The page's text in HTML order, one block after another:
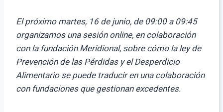
El próximo martes, 16 de junio, de 09:00 a 09:45
organizamos una sesión online, en colaboración
con la fundación Meridional, sobre cómo la ley de
Prevención de las Pérdidas y el Desperdicio
Alimentario se puede traducir en una colaboración
con fundaciones que gestionan excedentes.